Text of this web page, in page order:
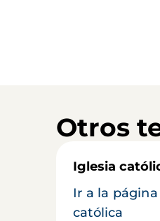
Otros
Iglesia
Ir a la
católica